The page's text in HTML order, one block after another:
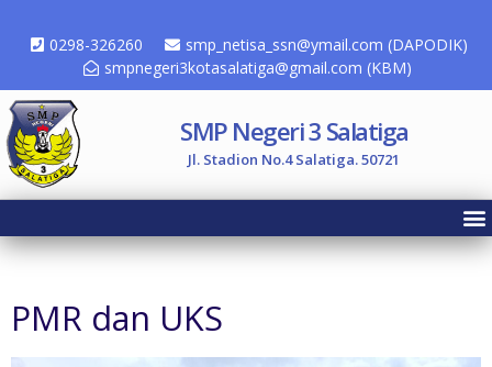
0298-326260
smp_netisa_ssn@ymail.com (DAPODIK)
smpnegeri3kotasalatiga@gmail.com (KBM)
SMP Negeri 3 Salatiga
Jl. Stadion No.4 Salatiga. 50721
PMR dan UKS